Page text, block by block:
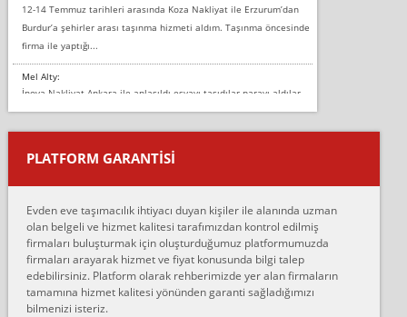
12-14 Temmuz tarihleri arasında Koza Nakliyat ile Erzurum’dan
Burdur’a şehirler arası taşınma hizmeti aldım. Taşınma öncesinde
firma ile yaptığı...
Mel Alty:
İnova Nakliyat Ankara ile anlaşıldı eşyayı taşıdılar parayı aldılar.
Salon duvarına bir baktım birisi boydan alüminyum renkli bantı
yapıştırm...
Murat:
çalıştıklarını, müş...
Ahmet:
Lüleburgaz güngünes evden eve naklyat eşyalarımı taşımak için
anlaştık sabah eve geldiklerinde de eşyalarımı düzgün şekilde
sarcaz demelerine r...
PLATFORM GARANTİSİ
Evden eve taşımacılık ihtiyacı duyan kişiler ile alanında uzman
olan belgeli ve hizmet kalitesi tarafımızdan kontrol edilmiş
firmaları buluşturmak için oluşturduğumuz platformumuzda
firmaları arayarak hizmet ve fiyat konusunda bilgi talep
edebilirsiniz. Platform olarak rehberimizde yer alan firmaların
tamamına hizmet kalitesi yönünden garanti sağladığımızı
bilmenizi isteriz.